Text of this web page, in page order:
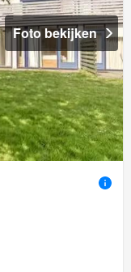
Foto bekijken